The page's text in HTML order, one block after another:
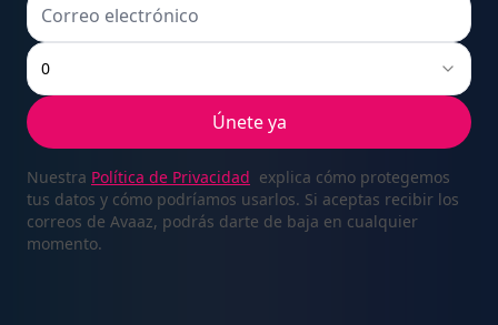
14 938 164
0
Únete ya
Nuestra Política de Privacidad explica cómo protegemos
tus datos y cómo podríamos usarlos. Si aceptas recibir los
correos de Avaaz, podrás darte de baja en cualquier
momento.